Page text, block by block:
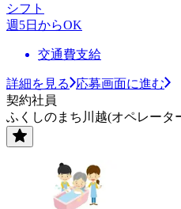
シフト
週5日からOK
交通費支給
詳細を見る
応募画面に進む
契約社員
ふくしのまち川越(オペレータ